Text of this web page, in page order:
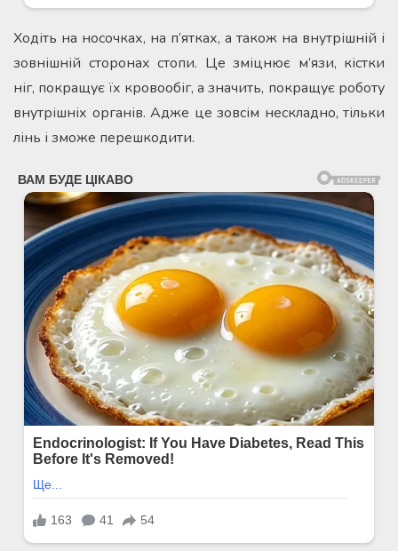
Ходіть на носочках, на п’ятках, а також на внутрішній і
зовнішній сторонах стопи. Це зміцнює м’язи, кістки
ніг, покращує їх кровообіг, а значить, покращує роботу
внутрішніх органів. Адже це зовсім нескладно, тільки
лінь і зможе перешкодити.